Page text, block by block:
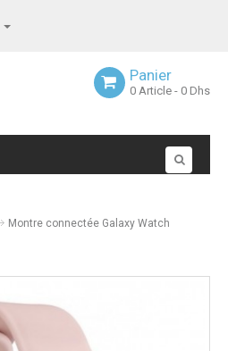
Panier
0 Article - 0 Dhs
Montre connectée Galaxy Watch